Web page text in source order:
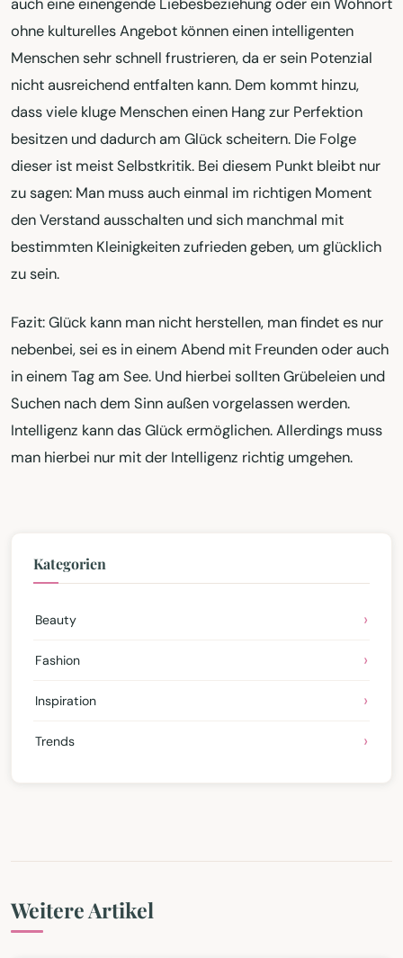
auch eine einengende Liebesbeziehung oder ein Wohnort
ohne kulturelles Angebot können einen intelligenten
Menschen sehr schnell frustrieren, da er sein Potenzial
nicht ausreichend entfalten kann. Dem kommt hinzu,
dass viele kluge Menschen einen Hang zur Perfektion
besitzen und dadurch am Glück scheitern. Die Folge
dieser ist meist Selbstkritik. Bei diesem Punkt bleibt nur
zu sagen: Man muss auch einmal im richtigen Moment
den Verstand ausschalten und sich manchmal mit
bestimmten Kleinigkeiten zufrieden geben, um glücklich
zu sein.
Fazit: Glück kann man nicht herstellen, man findet es nur
nebenbei, sei es in einem Abend mit Freunden oder auch
in einem Tag am See. Und hierbei sollten Grübeleien und
Suchen nach dem Sinn außen vorgelassen werden.
Intelligenz kann das Glück ermöglichen. Allerdings muss
man hierbei nur mit der Intelligenz richtig umgehen.
Kategorien
Beauty
Fashion
Inspiration
Trends
Weitere Artikel